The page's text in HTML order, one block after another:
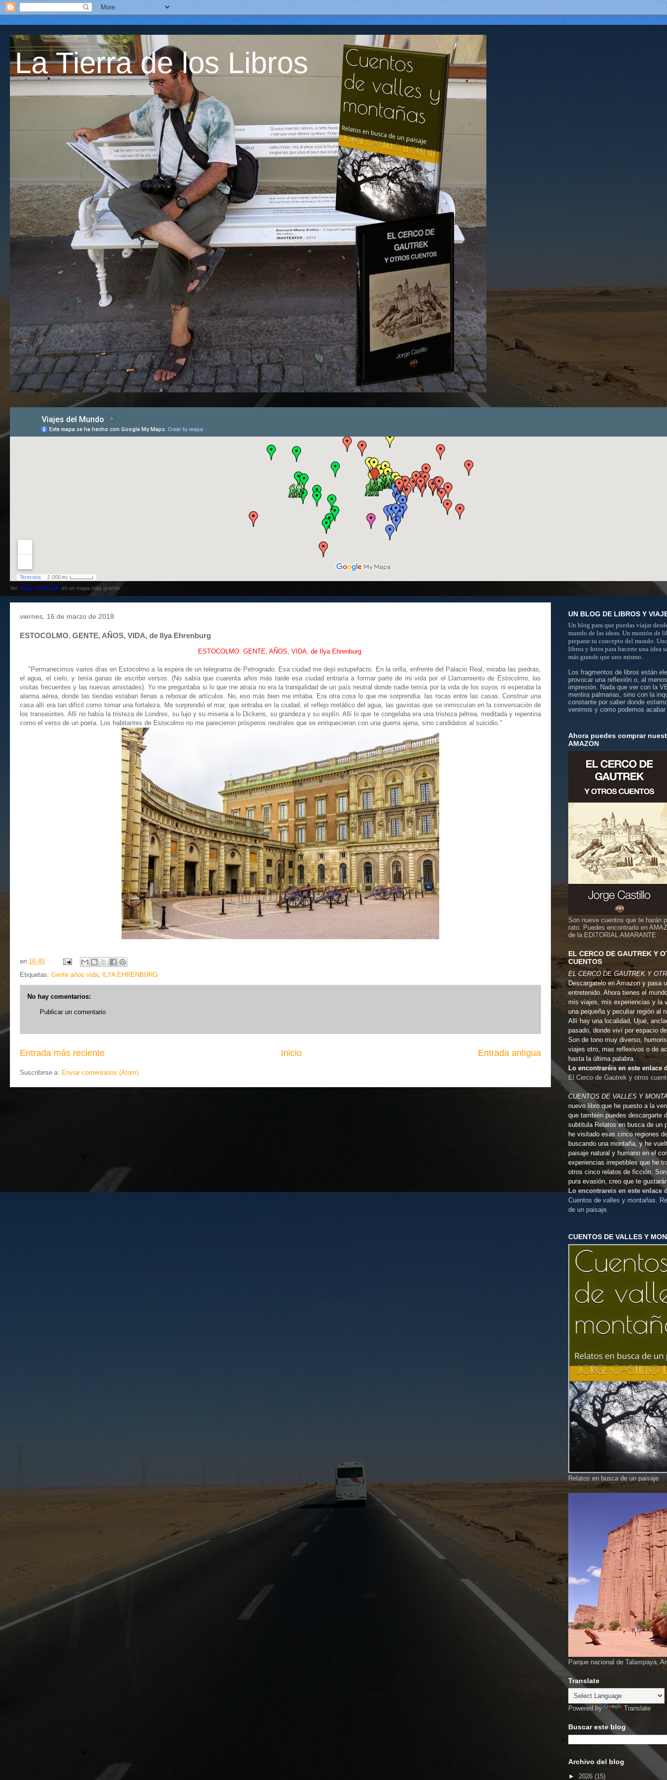
La Tierra de los Libros
Ver Viajes del Mundo en un mapa más grande
viernes, 16 de marzo de 2018
ESTOCOLMO. GENTE, AÑOS, VIDA, de Ilya Ehrenburg
ESTOCOLMO. GENTE, AÑOS, VIDA, de Ilya Ehrenburg
"Permanecimos varios días en Estocolmo a la espera de un telegrama de Petrogrado. Esa ciudad me dejó estupefacto. En la orilla, enfrente del Palacio Real, miraba las piedras,
el agua, el cielo, y tenía ganas de escribir versos. (No sabía que cuarenta años más tarde esa ciudad entraría a formar parte de mi vida por el Llamamiento de Estocolmo, las
visitas frecuentes y las nuevas amistades). Yo me preguntaba si lo que me atraía no era la tranquilidad de un país neutral donde nadie temía por la vida de los suyos ni esperaba la
alarma aérea, donde las tiendas estaban llenas a rebosar de artículos. No, eso más bien me irritaba. Era otra cosa lo que me sorprendía: las rocas entre las casas. Construir una
casa allí era tan difícil como tomar una fortaleza. Me sorprendió el mar, que entraba en la ciudad, el reflejo metálico del agua, las gaviotas que se inmiscuían en la conversación de
los transeúntes. Allí no había la tristeza de Londres, su lujo y su miseria a lo Dickens, su grandeza y su esplín. Allí lo que te congelaba era una tristeza pétrea, meditada y repentina
como el verso de un poeta. Los habitantes de Estocolmo no me parecieron prósperos neutrales que se enriquecieran con una guerra ajena, sino candidatos al suicidio."
en 16:45
Etiquetas: Gente años vida, ILYA EHRENBURG
No hay comentarios:
Publicar un comentario
Entrada más reciente Entrada antigua
Inicio
Suscribirse a: Enviar comentarios (Atom)
UN BLOG DE LIBROS Y
Un blog para que puedas viajar
mundo de las ideas. Un montón de
preparar tu concepto del mundo.
libros y fotos para hacerte una idea
más grande que uno mismo.
Los fragmentos de libros están
provocar una reflexión o, al
impresión. Nada que ver con la
mentira palmarias, sino con la
constante por saber donde
venimos y como podemos acabar
Ahora puedes comprar
AMAZON
Son nueve cuentos que te harán
rato. Puedes encontrarlo en
de la EDITORIAL AMARANTE
EL CERCO DE GAUTREK Y
CUENTOS
EL CERCO DE GAUTREK Y
Descargatelo en Amazon y pasa
entretenido. Ahora tienes el
mis viajes, mis experiencias y la
una pequeña y peculiar región al
Allí hay una localidad, Ujué,
pasado, donde viví por espacio
Son de tono muy diverso,
viajes otro, mas reflexivos o de
hasta la última palabra.
Lo encontraréis en este enlace
El Cerco de Gautrek y otros
CUENTOS DE VALLES Y
nuevo libro que he puesto a la
que también puedes descargarte
subtitula Relatos en busca de un
he visitado esas cinco regiones
buscando una montaña, y he
paisaje natural y humano en el
experiencias irrepetibles que he
otros cinco relatos de ficción.
pura evasión, creo que te
Lo encontrareis en este enlace
Cuentos de valles y montañas.
de un paisaje.
CUENTOS DE VALLES Y
Relatos en busca de un paisaje
Parque nacional de Talampaya,
Translate
Powered by Translate
Buscar este blog
Archivo del blog
► 2026 (15)